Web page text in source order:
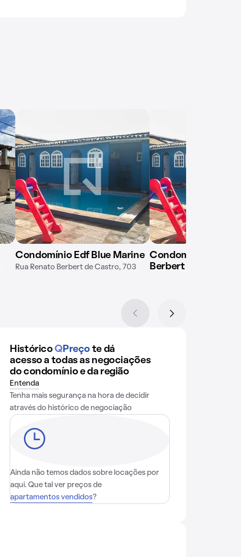
Condomínio Edf Blue Marine
Rua Renato Berbert de Castro, 703
Condomínio em
Berbert de Castro,
Histórico QPreço te dá
acesso a todas as negociações
do condomínio e da região
Entenda
Tenha mais segurança na hora de decidir
através do histórico de negociação
Ainda não temos dados sobre locações por
aqui. Que tal ver preços de
apartamentos vendidos?